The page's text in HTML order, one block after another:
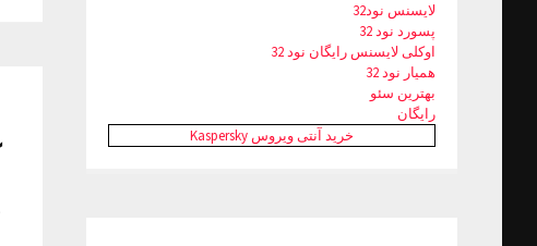
لایسنس نود32
پسورد نود 32
اوکلی لایسنس رایگان نود 32
همیار نود 32
بهترین سئو
رایگان
خرید آنتی ویروس Kaspersky